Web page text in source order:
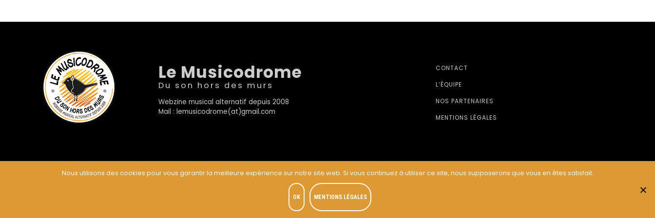
Le Musicodrome
Du son hors des murs
Webzine musical alternatif depuis 2008
Mail : lemusicodrome(at)gmail.com
CONTACT
L’ÉQUIPE
NOS PARTENAIRES
MENTIONS LÉGALES
Nous utilisons des cookies pour vous garantir la meilleure expérience sur notre site web. Si vous continuez à utiliser ce site, nous supposerons que vous en êtes satisfait.
OK MENTIONS LÉGALES